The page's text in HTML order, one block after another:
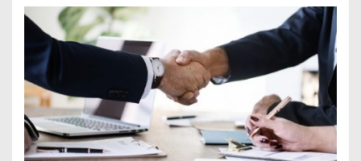
So
funktioniert’s